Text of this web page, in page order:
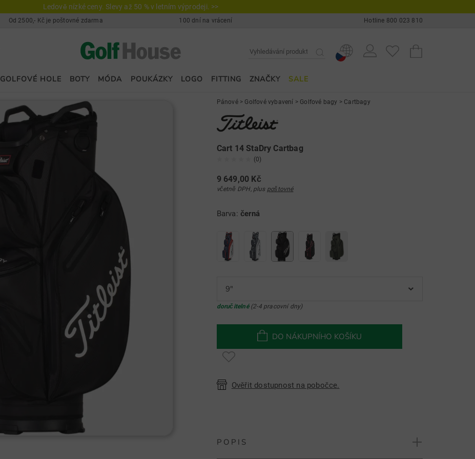
Ledově nízké ceny. Slevy až 50 % v letním výprodeji. >>
Od 2500,- Kč je poštovné zdarma 100 dní na vrácení Hotline 800 023 810
GOLFOVÉ HOLE BOTY MÓDA POUKÁZKY LOGO FITTING ZNAČKY SALE
Pánové> Golfové vybavení > Golfové bagy > Cartbagy
Cart 14 StaDry Cartbag
(0)
9 649,00 Kč
včetně DPH, plus poštovné
Barva: černá
9"
doručitelné(2-4 pracovní dny)
DO NÁKUPNÍHO KOŠÍKU
Ověřit dostupnost na pobočce.
POPIS